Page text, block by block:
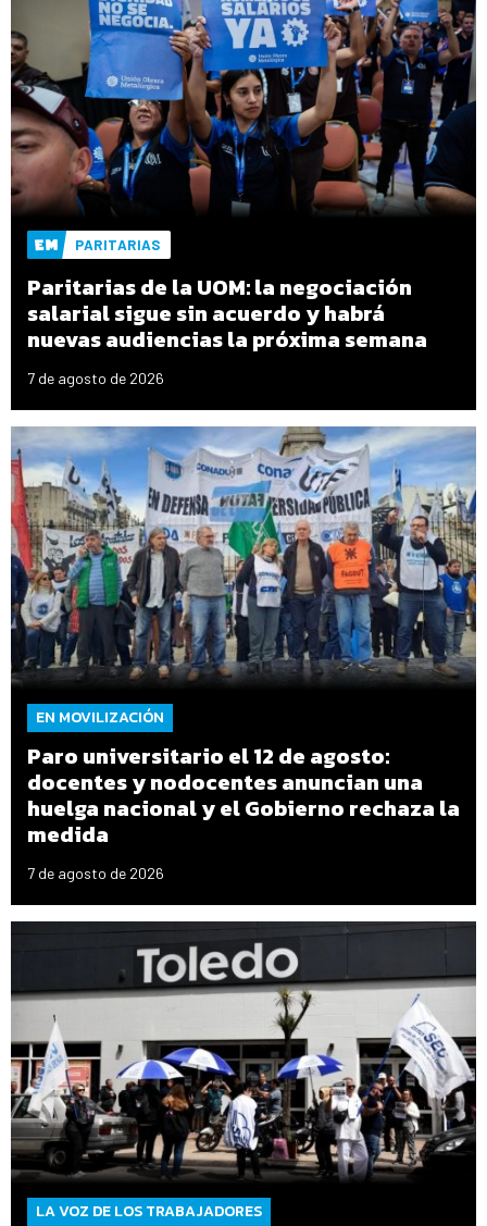
PARITARIAS
Paritarias de la UOM: la negociación
salarial sigue sin acuerdo y habrá
nuevas audiencias la próxima semana
7 de agosto de 2026
EN MOVILIZACIÓN
Paro universitario el 12 de agosto:
docentes y nodocentes anuncian una
huelga nacional y el Gobierno rechaza la
medida
7 de agosto de 2026
LA VOZ DE LOS TRABAJADORES